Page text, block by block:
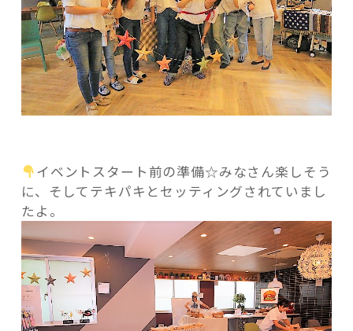
イベントスタート前の準備☆みなさん楽しそう
に、そしてテキパキとセッティングされていまし
たよ。